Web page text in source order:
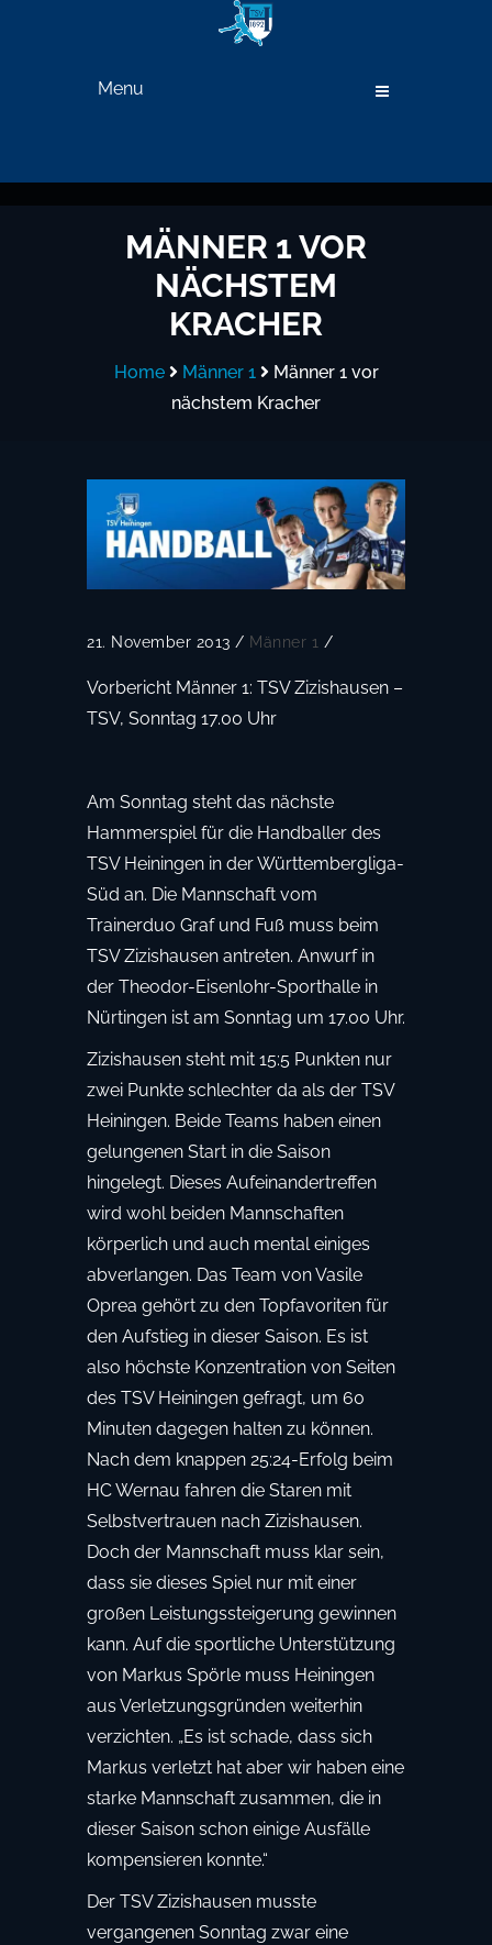
Menu
MÄNNER 1 VOR
NÄCHSTEM
KRACHER
Home Männer 1
Männer 1 vor
nächstem Kracher
21. November 2013 / Männer 1 /
Vorbericht Männer 1: TSV Zizishausen –
TSV, Sonntag 17.00 Uhr
Am Sonntag steht das nächste
Hammerspiel für die Handballer des
TSV Heiningen in der Württembergliga-
Süd an. Die Mannschaft vom
Trainerduo Graf und Fuß muss beim
TSV Zizishausen antreten. Anwurf in
der Theodor-Eisenlohr-Sporthalle in
Nürtingen ist am Sonntag um 17.00 Uhr.
Zizishausen steht mit 15:5 Punkten nur
zwei Punkte schlechter da als der TSV
Heiningen. Beide Teams haben einen
gelungenen Start in die Saison
hingelegt. Dieses Aufeinandertreffen
wird wohl beiden Mannschaften
körperlich und auch mental einiges
abverlangen. Das Team von Vasile
Oprea gehört zu den Topfavoriten für
den Aufstieg in dieser Saison. Es ist
also höchste Konzentration von Seiten
des TSV Heiningen gefragt, um 60
Minuten dagegen halten zu können.
Nach dem knappen 25:24-Erfolg beim
HC Wernau fahren die Staren mit
Selbstvertrauen nach Zizishausen.
Doch der Mannschaft muss klar sein,
dass sie dieses Spiel nur mit einer
großen Leistungssteigerung gewinnen
kann. Auf die sportliche Unterstützung
von Markus Spörle muss Heiningen
aus Verletzungsgründen weiterhin
verzichten. „Es ist schade, dass sich
Markus verletzt hat aber wir haben eine
starke Mannschaft zusammen, die in
dieser Saison schon einige Ausfälle
kompensieren konnte.“
Der TSV Zizishausen musste
vergangenen Sonntag zwar eine